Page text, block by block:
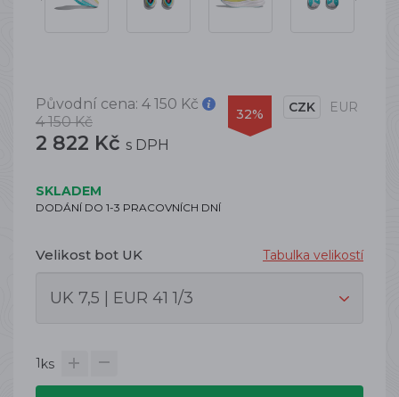
Původní cena: 4 150 Kč
4 150 Kč
2 822 Kč s DPH
32% CZK EUR
SKLADEM
DODÁNÍ DO 1-3 PRACOVNÍCH DNÍ
Velikost bot UK Tabulka velikostí
1ks